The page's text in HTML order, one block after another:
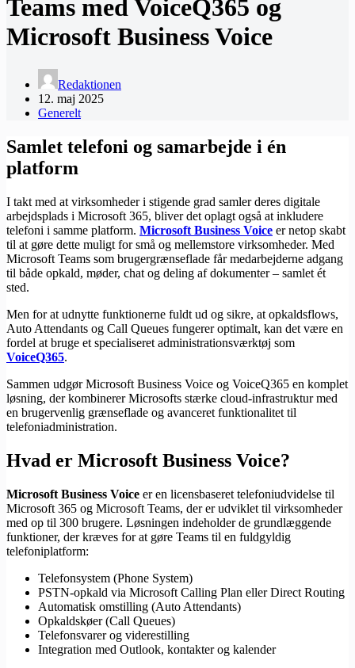
Teams med VoiceQ365 og
Microsoft Business Voice
Redaktionen
12. maj 2025
Generelt
Samlet telefoni og samarbejde i én
platform
I takt med at virksomheder i stigende grad samler deres digitale
arbejdsplads i Microsoft 365, bliver det oplagt også at inkludere
telefoni i samme platform. Microsoft Business Voice er netop skabt
til at gøre dette muligt for små og mellemstore virksomheder. Med
Microsoft Teams som brugergrænseflade får medarbejderne adgang
til både opkald, møder, chat og deling af dokumenter – samlet ét
sted.
Men for at udnytte funktionerne fuldt ud og sikre, at opkaldsflows,
Auto Attendants og Call Queues fungerer optimalt, kan det være en
fordel at bruge et specialiseret administrationsværktøj som
VoiceQ365.
Sammen udgør Microsoft Business Voice og VoiceQ365 en komplet
løsning, der kombinerer Microsofts stærke cloud-infrastruktur med
en brugervenlig grænseflade og avanceret funktionalitet til
telefoniadministration.
Hvad er Microsoft Business Voice?
Microsoft Business Voice er en licensbaseret telefoniudvidelse til
Microsoft 365 og Microsoft Teams, der er udviklet til virksomheder
med op til 300 brugere. Løsningen indeholder de grundlæggende
funktioner, der kræves for at gøre Teams til en fuldgyldig
telefoniplatform:
Telefonsystem (Phone System)
PSTN-opkald via Microsoft Calling Plan eller Direct Routing
Automatisk omstilling (Auto Attendants)
Opkaldskøer (Call Queues)
Telefonsvarer og viderestilling
Integration med Outlook, kontakter og kalender